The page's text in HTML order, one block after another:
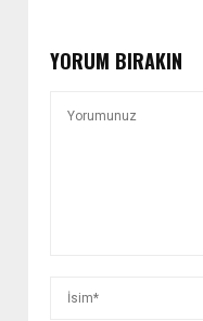
YORUM BIRAKIN